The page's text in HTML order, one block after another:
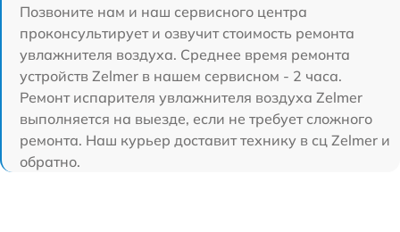
Позвоните нам и наш сервисного центра
проконсультирует и озвучит стоимость ремонта
увлажнителя воздуха. Среднее время ремонта
устройств Zelmer в нашем сервисном - 2 часа.
Ремонт испарителя увлажнителя воздуха Zelmer
выполняется на выезде, если не требует сложного
ремонта. Наш курьер доставит технику в сц Zelmer и
обратно.